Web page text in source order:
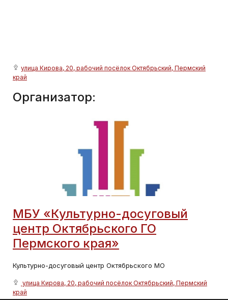
улица Кирова, 20, рабочий посёлок Октябрьский, Пермский
край
Организатор:
МБУ «Культурно-досуговый
центр Октябрьского ГО
Пермского края»
Культурно-досуговый центр Октябрьского МО
улица Кирова, 20, рабочий посёлок Октябрьский, Пермский
край